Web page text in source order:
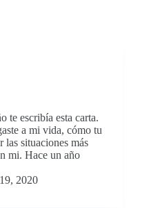
te escribía esta carta.
a mi vida, cómo tu
las situaciones más
mi. Hace un año
2020